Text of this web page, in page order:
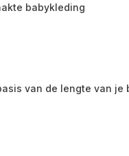
babykleding
van de lengte van